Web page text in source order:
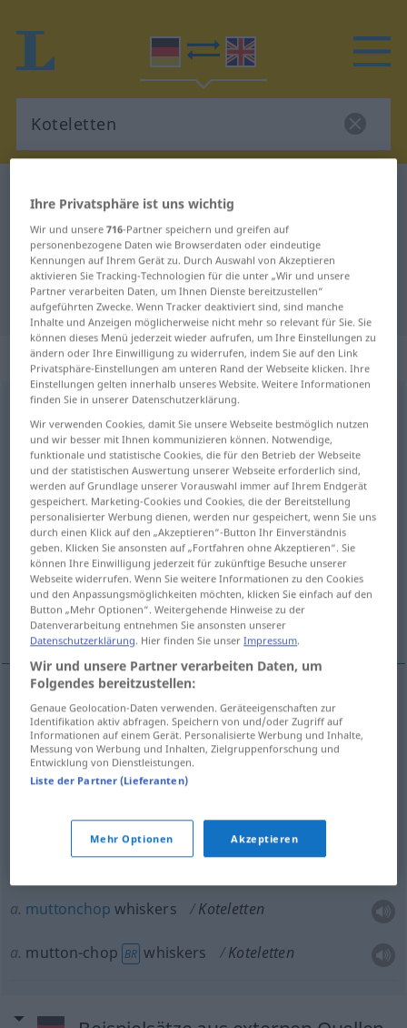
Deutsch-Englisch Übersetzung für
"Koteletten"
"Koteletten" Englisch Übersetzung
„Koteletten“: Plural
Koteletten pl
Übersicht aller Übersetzungen
(Für mehr Details die Übersetzung anklicken/antippen)
sideburns, sideboards
muttonchops, mutton chops, muttonchop
whiskers
mutton-chop whiskers
sideburns Kotelettenseitlicher Bart
sideboards BR Koteletten
muttonchops Koteletten Backenbartform
a. muttonchop whiskers Koteletten
a. mutton-chop BR whiskers Koteletten
Ihre Privatsphäre ist uns wichtig
Wir und unsere716-Partner speichern und greifen auf
personenbezogene Daten wie Browserdaten oder eindeutige
Kennungen auf Ihrem Gerät zu. Durch Auswahl von Akzeptieren
aktivieren Sie Tracking-Technologien für die unter „Wir und unsere
Partner verarbeiten Daten, um Ihnen Dienste bereitzustellen“
aufgeführten Zwecke. Wenn Tracker deaktiviert sind, sind manche
Inhalte und Anzeigen möglicherweise nicht mehr so relevant für Sie. Sie
können dieses Menü jederzeit wieder aufrufen, um Ihre Einstellungen zu
ändern oder Ihre Einwilligung zu widerrufen, indem Sie auf den Link
Privatsphäre-Einstellungen am unteren Rand der Webseite klicken. Ihre
Einstellungen gelten innerhalb unseres Website. Weitere Informationen
finden Sie in unserer Datenschutzerklärung.
Wir verwenden Cookies, damit Sie unsere Webseite bestmöglich nutzen
und wir besser mit Ihnen kommunizieren können. Notwendige,
funktionale und statistische Cookies, die für den Betrieb der Webseite
und der statistischen Auswertung unserer Webseite erforderlich sind,
werden auf Grundlage unserer Vorauswahl immer auf Ihrem Endgerät
gespeichert. Marketing-Cookies und Cookies, die der Bereitstellung
personalisierter Werbung dienen, werden nur gespeichert, wenn Sie uns
durch einen Klick auf den „Akzeptieren“-Button Ihr Einverständnis
geben. Klicken Sie ansonsten auf „Fortfahren ohne Akzeptieren“. Sie
können Ihre Einwilligung jederzeit für zukünftige Besuche unserer
Webseite widerrufen. Wenn Sie weitere Informationen zu den Cookies
und den Anpassungsmöglichkeiten möchten, klicken Sie einfach auf den
Button „Mehr Optionen“. Weitergehende Hinweise zu der
Datenverarbeitung entnehmen Sie ansonsten unserer
Datenschutzerklärung. Hier finden Sie unserImpressum.
Wir und unsere Partner verarbeiten Daten, um
Folgendes bereitzustellen:
Genaue Geolocation-Daten verwenden. Geräteeigenschaften zur
Identifikation aktiv abfragen. Speichern von und/oder Zugriff auf
Informationen auf einem Gerät. Personalisierte Werbung und Inhalte,
Messung von Werbung und Inhalten, Zielgruppenforschung und
Entwicklung von Dienstleistungen.
Liste der Partner (Lieferanten)
Mehr Optionen Akzeptieren